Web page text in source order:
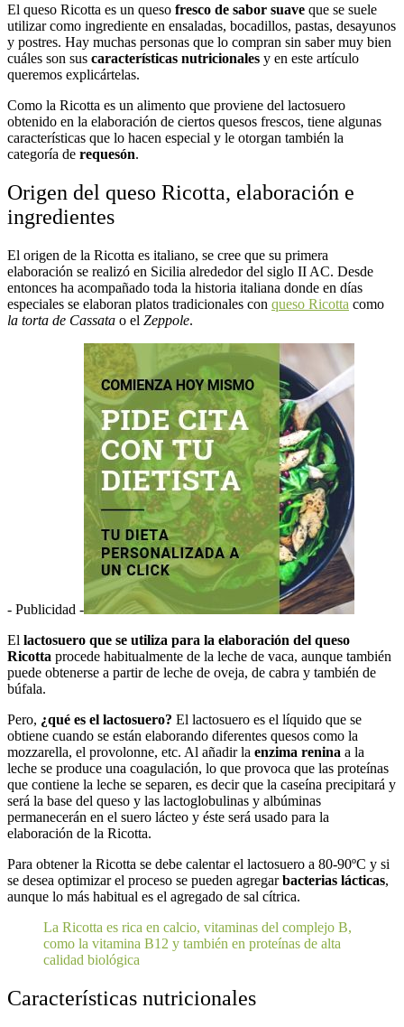
El queso Ricotta es un queso fresco de sabor suave que se suele
utilizar como ingrediente en ensaladas, bocadillos, pastas, desayunos
y postres. Hay muchas personas que lo compran sin saber muy bien
cuáles son sus características nutricionales y en este artículo
queremos explicártelas.
Como la Ricotta es un alimento que proviene del lactosuero
obtenido en la elaboración de ciertos quesos frescos, tiene algunas
características que lo hacen especial y le otorgan también la
categoría de requesón.
Origen del queso Ricotta, elaboración e
ingredientes
El origen de la Ricotta es italiano, se cree que su primera
elaboración se realizó en Sicilia alrededor del siglo II AC. Desde
entonces ha acompañado toda la historia italiana donde en días
especiales se elaboran platos tradicionales con queso Ricotta como
la torta de Cassata o el Zeppole.
- Publicidad -
El lactosuero que se utiliza para la elaboración del queso
Ricotta procede habitualmente de la leche de vaca, aunque también
puede obtenerse a partir de leche de oveja, de cabra y también de
búfala.
Pero, ¿qué es el lactosuero? El lactosuero es el líquido que se
obtiene cuando se están elaborando diferentes quesos como la
mozzarella, el provolonne, etc. Al añadir la enzima renina a la
leche se produce una coagulación, lo que provoca que las proteínas
que contiene la leche se separen, es decir que la caseína precipitará y
será la base del queso y las lactoglobulinas y albúminas
permanecerán en el suero lácteo y éste será usado para la
elaboración de la Ricotta.
Para obtener la Ricotta se debe calentar el lactosuero a 80-90ºC y si
se desea optimizar el proceso se pueden agregarbacterias lácticas,
aunque lo más habitual es el agregado de sal cítrica.
La Ricotta es rica en calcio, vitaminas del complejo B,
como la vitamina B12 y también en proteínas de alta
calidad biológica
Características nutricionales